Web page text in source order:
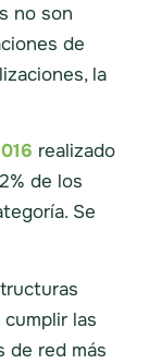
no son
de
la
realizado
de los
Se
las
de red más